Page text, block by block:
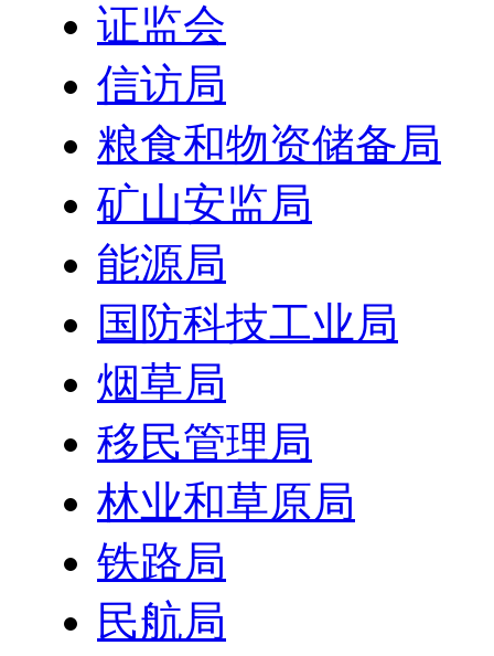
证监会
信访局
粮食和物资储备局
矿山安监局
能源局
国防科技工业局
烟草局
移民管理局
林业和草原局
铁路局
民航局